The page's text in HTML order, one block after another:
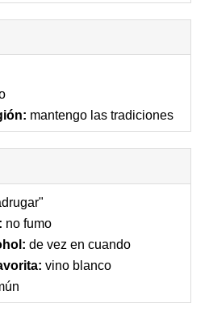
mantengo las tradiciones
no fumo
de vez en cuando
vino blanco